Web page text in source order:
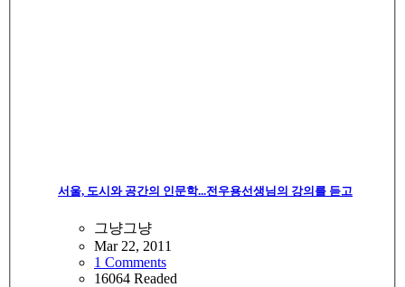
서울, 도시와 공간의 인문학...전우용선생님의 강의를 듣고
그냥그냥
Mar 22, 2011
1 Comments
16064 Readed